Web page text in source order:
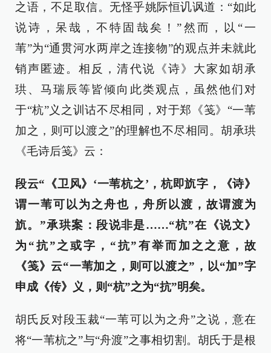
之语，不足取信。无怪乎姚际恒讥讽道：“如此
说诗，呆哉，不特固哉矣！”然而，以“一
苇”为“通贯河水两岸之连接物”的观点并未就此
销声匿迹。相反，清代说《诗》大家如胡承
珙、马瑞辰等皆倾向此类观点，虽然他们对
于“杭”义之训诂不尽相同，对于郑《笺》“一苇
加之，则可以渡之”的理解也不尽相同。胡承珙
《毛诗后笺》云：
段云“《卫风》‘一苇杭之’，杭即斻字，《诗》
谓一苇可以为之舟也，舟所以渡，故谓渡为
斻。”承珙案：段说非是……“杭”在《说文》
为“抗”之或字，“抗”有举而加之之意，故
《笺》云“一苇加之，则可以渡之”，以“加”字
申成《传》义，则“杭”之为“抗”明矣。
胡氏反对段玉裁“一苇可以为之舟”之说，意在
将“一苇杭之”与“舟渡”之事相切割。胡氏于是根